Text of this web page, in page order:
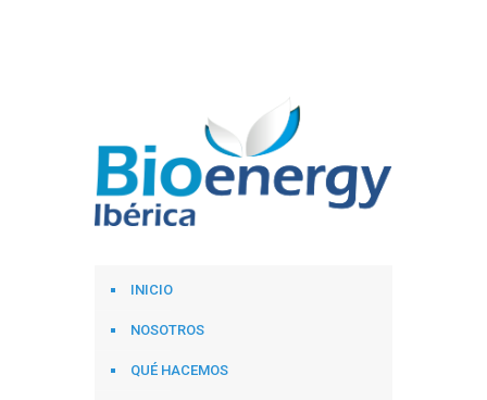
INICIO
NOSOTROS
QUÉ HACEMOS